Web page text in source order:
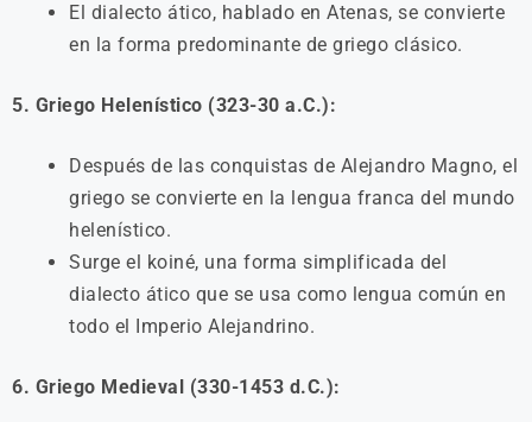
El dialecto ático, hablado en Atenas, se convierte
en la forma predominante de griego clásico.
5. Griego Helenístico (323-30 a.C.):
Después de las conquistas de Alejandro Magno, el
griego se convierte en la lengua franca del mundo
helenístico.
Surge el koiné, una forma simplificada del
dialecto ático que se usa como lengua común en
todo el Imperio Alejandrino.
6. Griego Medieval (330-1453 d.C.):